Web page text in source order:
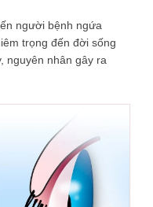
người bệnh ngứa
trọng đến đời sống
nguyên nhân gây ra